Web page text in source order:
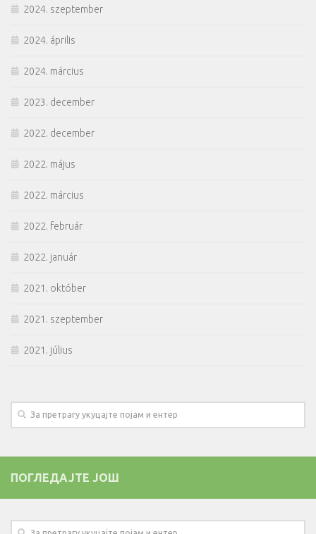
2024. szeptember
2024. április
2024. március
2023. december
2022. december
2022. május
2022. március
2022. február
2022. január
2021. október
2021. szeptember
2021. július
ПОГЛЕДАЈТЕ ЈОШ